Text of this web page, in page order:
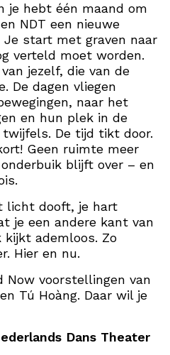
je hebt één maand om
NDT een nieuwe
start met graven naar
verteld moet worden.
jezelf, die van de
De dagen vliegen
naar het
en hun plek in de
De tijd tikt door.
Geen ruimte meer
blijft over – en
licht dooft, je hart
je een andere kant van
kijkt ademloos. Zo
Hier en nu.
Now voorstellingen van
Tú Hoàng. Daar wil je
Dans Theater